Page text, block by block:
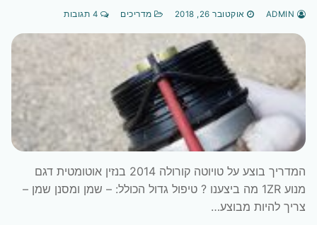
אוקטובר 26, 2018 מדריכים
המדריך בוצע על טויוטה קורולה 2014 בנזין אוטומטית דגם
מנוע 1ZR מה ביצענו ? טיפול גדול הכולל: – שמן ומסנן שמן –
צריך להיות מבוצע…